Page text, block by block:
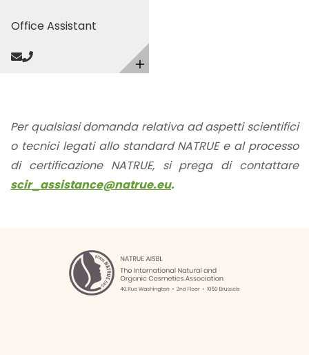
Office Assistant
Send mail
Call
Per qualsiasi domanda relativa ad aspetti scientifici
o tecnici legati allo standard NATRUE e al processo
di certificazione NATRUE, si prega di contattare
scir_assistance@natrue.eu.